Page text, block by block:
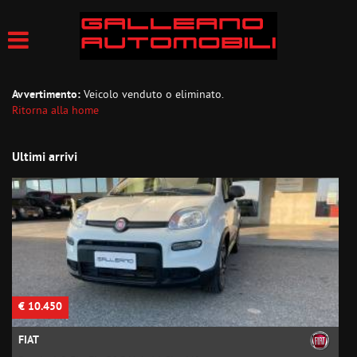
Avvertimento: Veicolo venduto o eliminato.
Ritorna alla home
Ultimi arrivi
€ 10.450
FIAT